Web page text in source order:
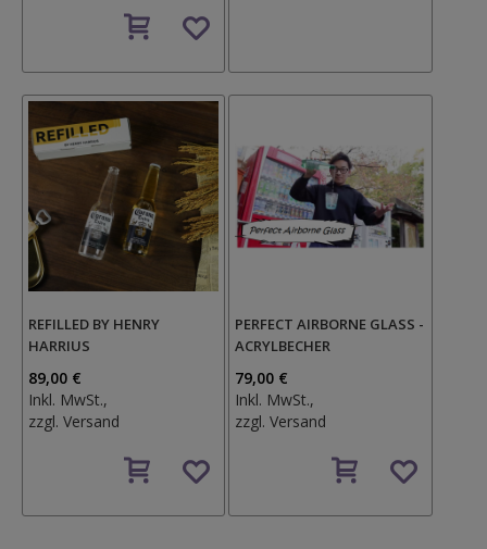
den
REFILLED BY HENRY
HARRIUS
89,00 €
Inkl. MwSt.,
zzgl. Versand
den
PERFECT AIRBORNE GLASS -
ACRYLBECHER
79,00 €
Inkl. MwSt.,
zzgl.Versand
den